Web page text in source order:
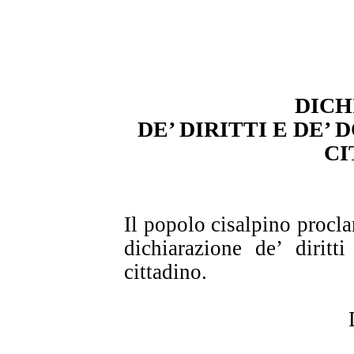
DE’ DIRITTI E DE’
Il popolo cisalpino
dichiarazione de’
cittadino.